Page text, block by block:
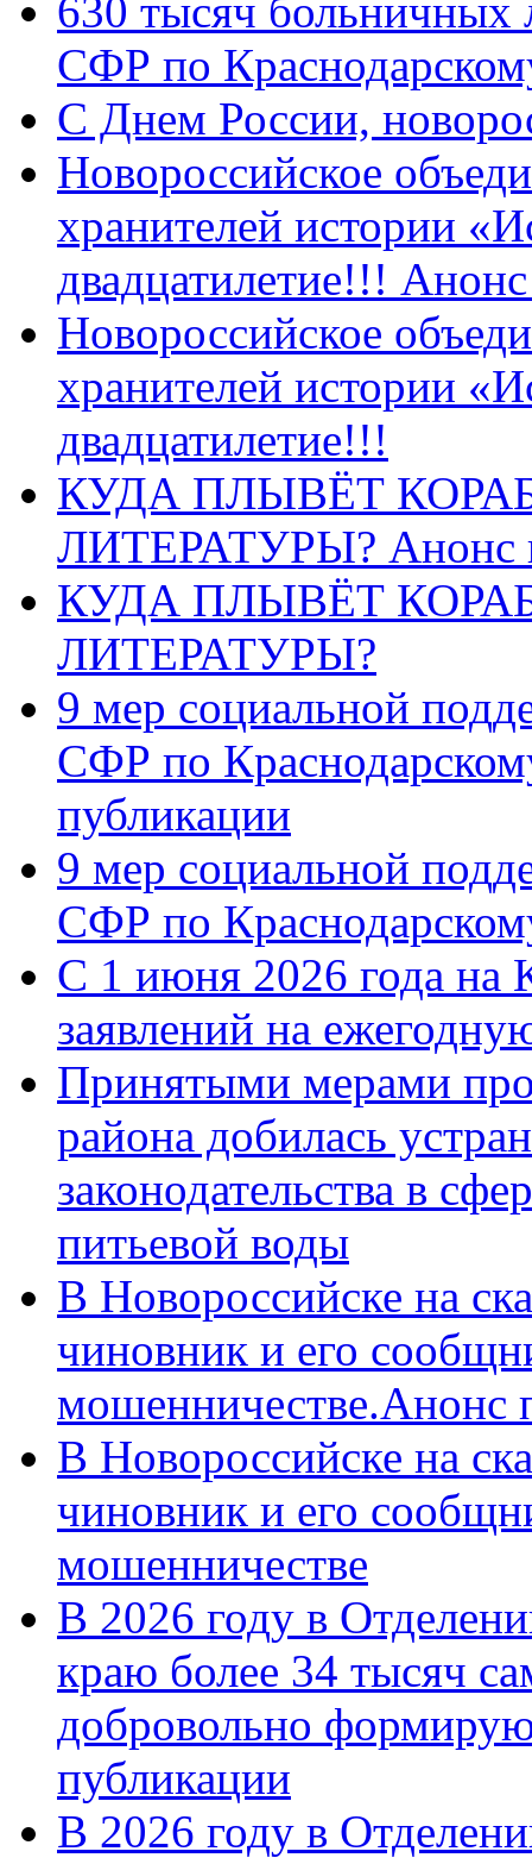
630 тысяч больничных
СФР по
C Днем России,
Новороссийское
хранителей истории
двадцатилетие!!!
Новороссийское
хранителей истории
двадцатилетие!!!
КУДА ПЛЫВЁТ
ЛИТЕРАТУРЫ? Анонс
КУДА ПЛЫВЁТ
ЛИТЕРАТУРЫ?
9 мер социальной
СФР по
публикации
9 мер социальной
СФР по
С 1 июня 2026 года на
заявлений на
Принятыми мерами
района добилась
законодательства в
питьевой воды
В Новороссийске на
чиновник и его
мошенничестве.Анонс
В Новороссийске на
чиновник и его
мошенничестве
В 2026 году в
краю более 34 тысяч
добровольно
публикации
В 2026 году в